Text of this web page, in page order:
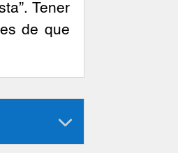
Tener
de que